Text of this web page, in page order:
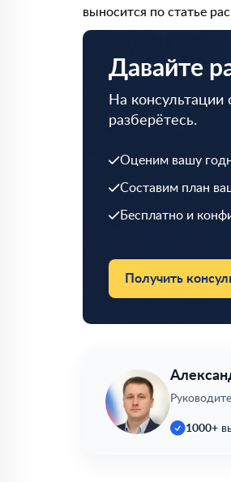
выносится по статье
Давайте
На
разберётесь.
Оценим вашу
Составим план
Бесплатно и
Получить
1000+